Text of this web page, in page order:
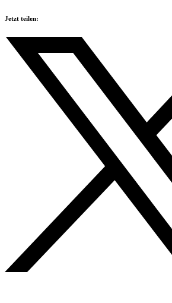
Jetzt teilen: